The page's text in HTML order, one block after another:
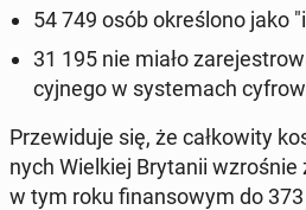
54 749 osób okre­ślo­no jako
31 195 nie miało
cyj­ne­go w sys­te­mach
Prze­wi­du­je się, że cał­ko­wi­ty
nych Wiel­kiej Bry­ta­nii
w tym roku fi­nan­so­wym do